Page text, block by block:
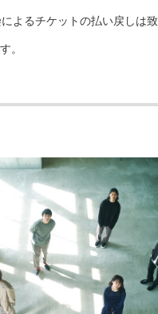
るチケットの払い戻しは
。